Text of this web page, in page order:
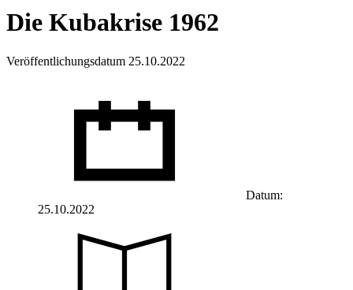
Die Kubakrise 1962
Veröffentlichungsdatum 25.10.2022
Datum:
25.10.2022